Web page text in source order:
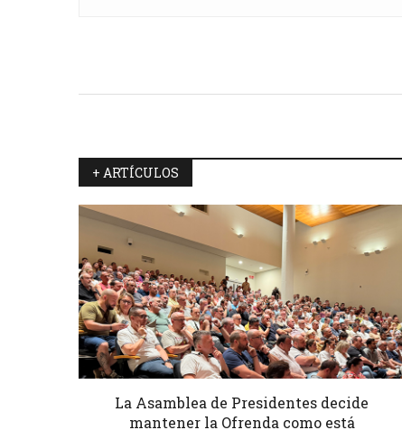
+ ARTÍCULOS
La Asamblea de Presidentes decide
mantener la Ofrenda como está